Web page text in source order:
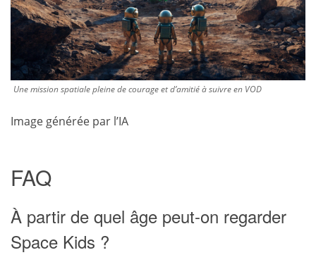
Une mission spatiale pleine de courage et d’amitié à suivre en VOD
Image générée par l’IA
FAQ
À partir de quel âge peut-on regarder
Space Kids ?